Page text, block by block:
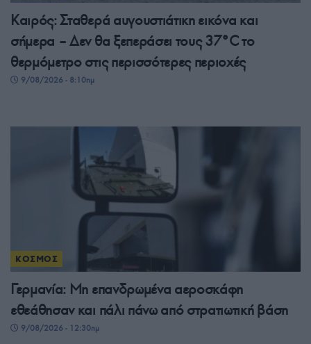
Καιρός: Σταθερά αυγουστιάτικη εικόνα και
σήμερα – Δεν θα ξεπεράσει τους 37°C το
θερμόμετρο στις περισσότερες περιοχές
9/08/2026 - 8:10πμ
ΚΟΣΜΟΣ
Γερμανία: Μη επανδρωμένα αεροσκάφη
εθεάθησαν και πάλι πάνω από στρατιωτική βάση
9/08/2026 - 12:30πμ